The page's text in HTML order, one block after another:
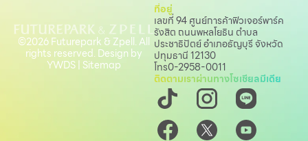
ที่อยู่
เลขที่ 94 ศูนย์การค้าฟิวเจอร์พาร์ค
รังสิต ถนนพหลโยธิน ตำบล
ประชาธิปัตย์ อำเภอธัญบุรี จังหวัด
ปทุมธานี 12130
โทร0-2958-0011
ติดตามเราผ่านทางโซเชียลมีเดีย
©2026 Futurepark & Zpell. All
rights reserved. Design by
YWDS| Sitemap